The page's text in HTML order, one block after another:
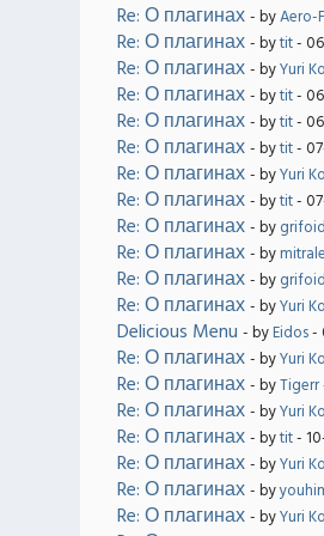
Re: О плагинах - byAero-
Re: О плагинах - bytit-
Re: О плагинах - byYuri
Re: О плагинах - bytit-
Re: О плагинах - bytit-
Re: О плагинах - bytit-
Re: О плагинах - byYuri
Re: О плагинах - bytit-
Re: О плагинах - bygrifoid
Re: О плагинах - by
Re: О плагинах - bygrifoid
Re: О плагинах - byYuri
Delicious Menu - byEidos-
Re: О плагинах - byYuri
Re: О плагинах - byTigerr
Re: О плагинах - byYuri
Re: О плагинах - bytit-
Re: О плагинах - byYuri
Re: О плагинах - by
Re: О плагинах - byYuri